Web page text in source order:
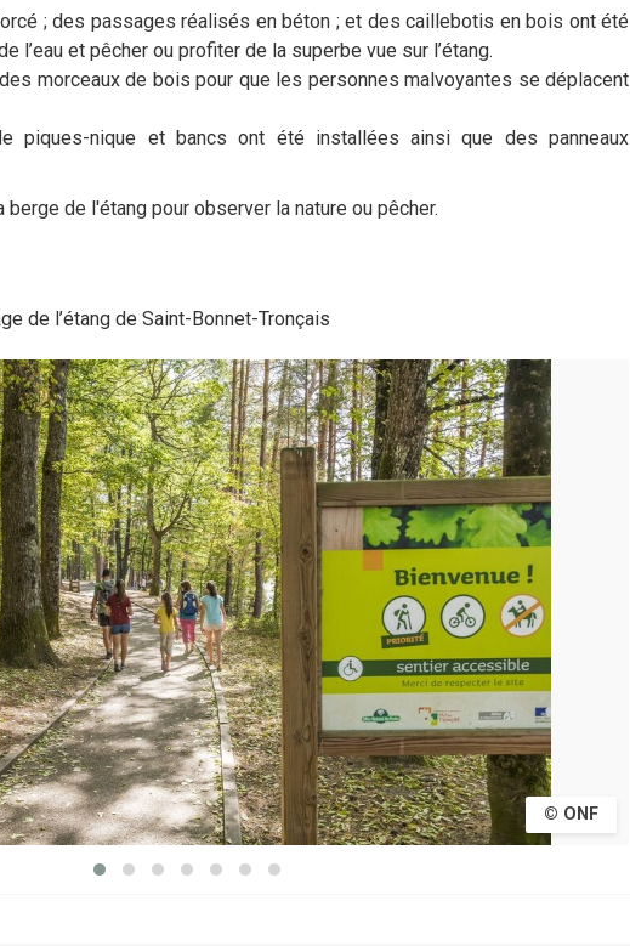
; des passages réalisés en béton ; et des caillebotis en bois ont été
l’eau et pêcher ou profiter de la superbe vue sur l’étang.
morceaux de bois pour que les personnes malvoyantes se déplacent
piques-nique et bancs ont été installées ainsi que des panneaux
de l'étang pour observer la nature ou pêcher.
de l’étang de Saint-Bonnet-Tronçais
© ONF